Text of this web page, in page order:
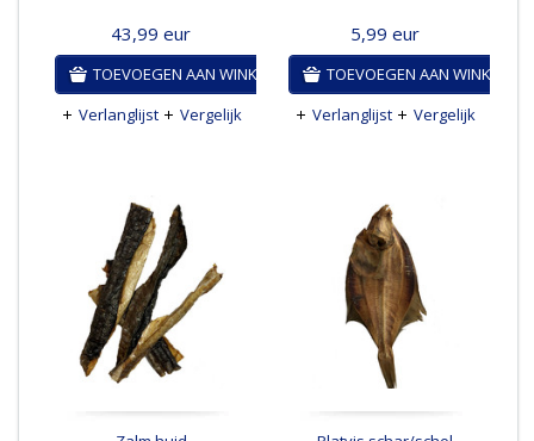
43,99eur
TOEVOEGEN AAN WINKELWAGEN
Verlanglijst
Vergelijk
5,99 eur
TOEVOEGEN AAN
Verlanglijst
Vergelijk